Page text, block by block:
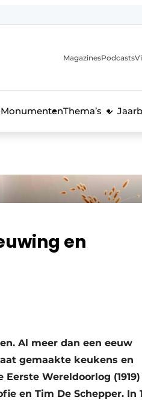
MagazinesPodcasts
MonumentenThema’s
en
Al meer dan een eeuw
gemaakte keukens en
Wereldoorlog
en Tim De Schepper. In